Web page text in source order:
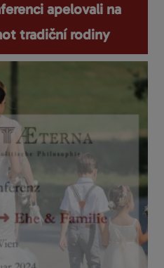
apelovali na
tradiční rodiny